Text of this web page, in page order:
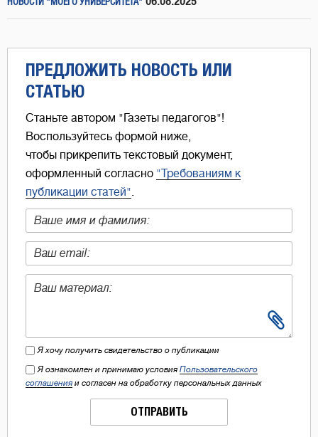
НОВОСТИ "МОЕГО УНИВЕРСИТЕТА"
ПРЕДЛОЖИТЬ НОВОСТЬ ИЛИ
СТАТЬЮ
Станьте автором "Газеты педагогов"!
Воспользуйтесь формой ниже,
чтобы прикрепить текстовый документ,
оформленный согласно "Требованиям к
публикации статей".
Я хочу получить свидетельство о публикации
Я ознакомлен и принимаю условия Пользовательского
соглашения и согласен на обработку персональных данных
ОТПРАВИТЬ